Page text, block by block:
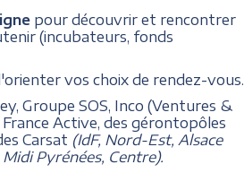
pour découvrir et rencontrer
(incubateurs, fonds
vos choix de rendez-vous.
Groupe SOS, Inco (Ventures &
France Active, des gérontopôles
Carsat (IdF, Nord-Est, Alsace
Pyrénées, Centre).